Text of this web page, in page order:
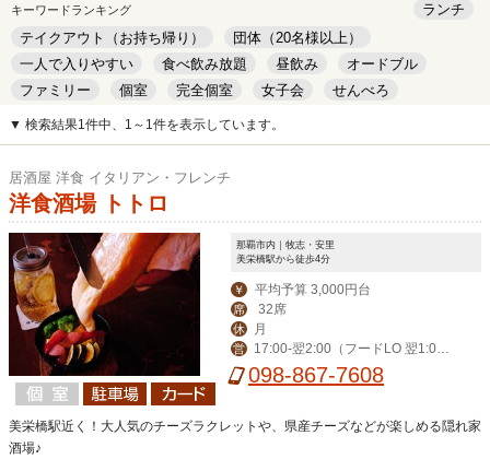
キーワードランキング
ランチ
テイクアウト（お持ち帰り）
団体（20名様以上）
一人で入りやすい
食べ飲み放題 昼飲み
オードブル
ファミリー
個室 完全個室 女子会
せんべろ
キッズルーム
安い デート
▼ 検索結果1件中、1～1件を表示しています。
居酒屋 洋食 イタリアン・フレンチ
洋食酒場 トトロ
那覇市内｜牧志・安里
美栄橋駅から徒歩4分
￥ 平均予算 3,000円台
席 32席
休 月
営
17:00-翌2:00（フードLO 翌1:0
0）098-867-7608
美栄橋駅近く！大人気のチーズラクレットや、県産チーズなどが楽しめる隠れ家
酒場♪